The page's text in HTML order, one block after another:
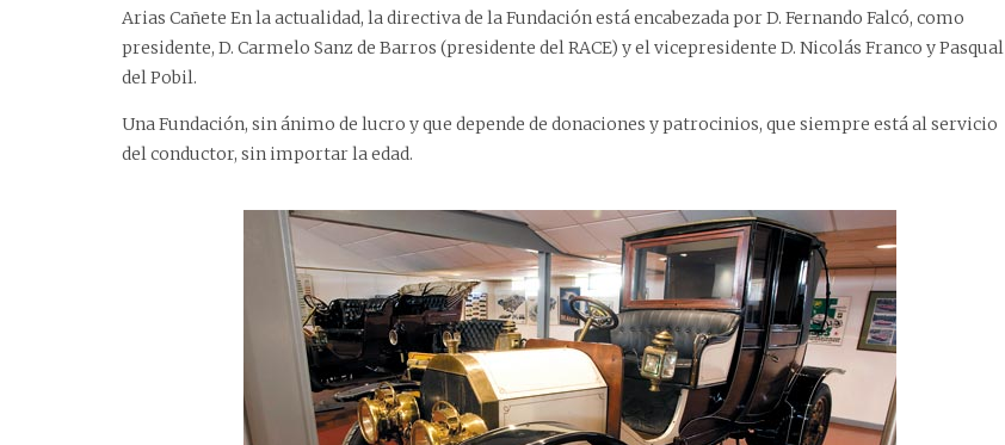
Arias Cañete En la actualidad, la directiva de la Fundación está encabezada por D. Fernando Falcó, como
presidente, D. Carmelo Sanz de Barros (presidente del RACE) y el vicepresidente D. Nicolás Franco y Pasqual
del Pobil.
Una Fundación, sin ánimo de lucro y que depende de donaciones y patrocinios, que siempre está al servicio
del conductor, sin importar la edad.